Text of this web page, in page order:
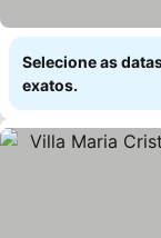
Selecione as
exatos.